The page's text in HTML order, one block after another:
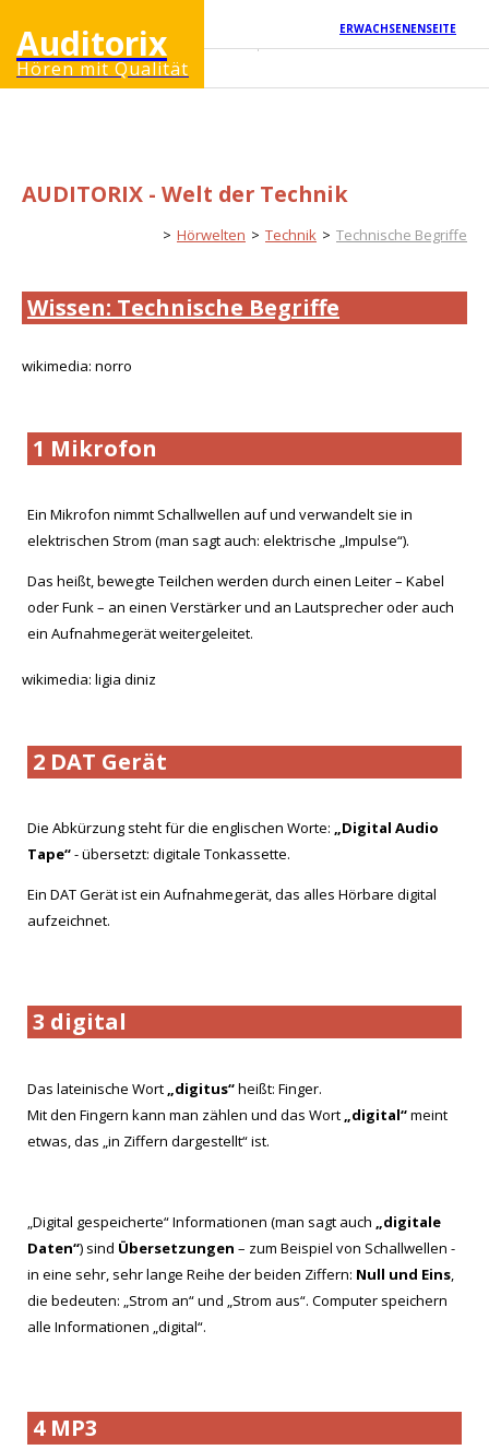
ERWACHSENENSEITE
Auditorix
Hören mit Qualität
AUDITORIX - Welt der Technik
KinderseiteHörwelten Technik Technische Begriffe
Wissen: Technische Begriffe
wikimedia: norro
1 Mikrofon
Ein Mikrofon nimmt Schallwellen auf und verwandelt sie in
elektrischen Strom (man sagt auch: elektrische „Impulse“).
Das heißt, bewegte Teilchen werden durch einen Leiter – Kabel
oder Funk – an einen Verstärker und an Lautsprecher oder auch
ein Aufnahmegerät weitergeleitet.
wikimedia: ligia diniz
2 DAT Gerät
Die Abkürzung steht für die englischen Worte: „Digital Audio
Tape“- übersetzt: digitale Tonkassette.
Ein DAT Gerät ist ein Aufnahmegerät, das alles Hörbare digital
aufzeichnet.
3 digital
Das lateinische Wort „digitus“heißt: Finger.
Mit den Fingern kann man zählen und das Wort „digital“meint
etwas, das „in Ziffern dargestellt“ ist.
„Digital gespeicherte“ Informationen (man sagt auch „digitale
Daten“) sind Übersetzungen – zum Beispiel von Schallwellen -
in eine sehr, sehr lange Reihe der beiden Ziffern: Null und Eins,
die bedeuten: „Strom an“ und „Strom aus“. Computer speichern
alle Informationen „digital“.
4 MP3